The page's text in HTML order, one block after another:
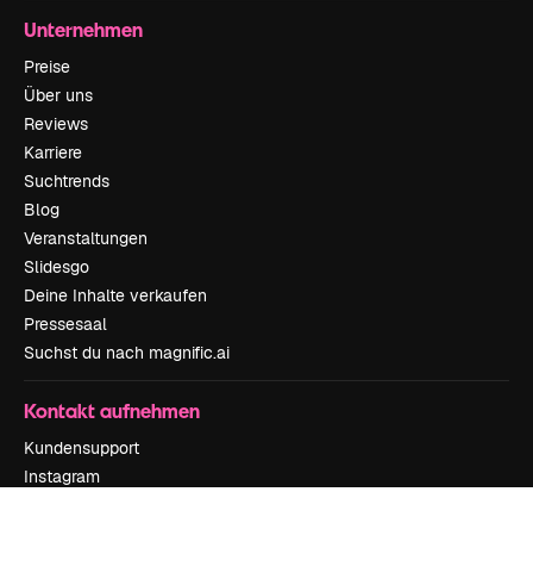
Unternehmen
Preise
Über uns
Reviews
Karriere
Suchtrends
Blog
Veranstaltungen
Slidesgo
Deine Inhalte verkaufen
Pressesaal
Suchst du nach magnific.ai
Kontakt aufnehmen
Kundensupport
Instagram